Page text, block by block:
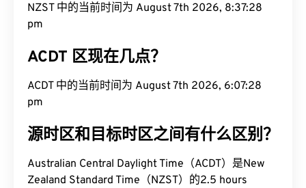
NZST 中的当前时间为 August 7th 2026, 8:37:29
pm
ACDT 区现在几点？
ACDT 中的当前时间为 August 7th 2026, 6:07:29
pm
源时区和目标时区之间有什么区别？
Australian Central Daylight Time（ACDT）是New
Zealand Standard Time（NZST）的2.5 hours